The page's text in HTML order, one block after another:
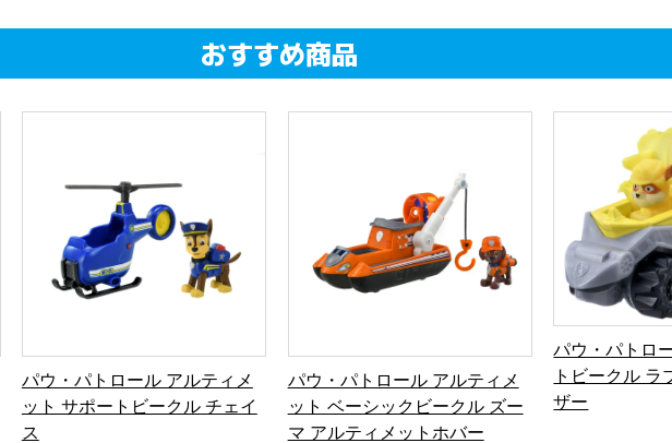
おすすめ商品
パウ・パトロール アルティメ
ット サポートビークル チェイ
ス
パウ・パトロール アルティメ
ット ベーシックビークル ズー
マ アルティメットホバー
パウ・パトロ
トビークル ラ
ザー